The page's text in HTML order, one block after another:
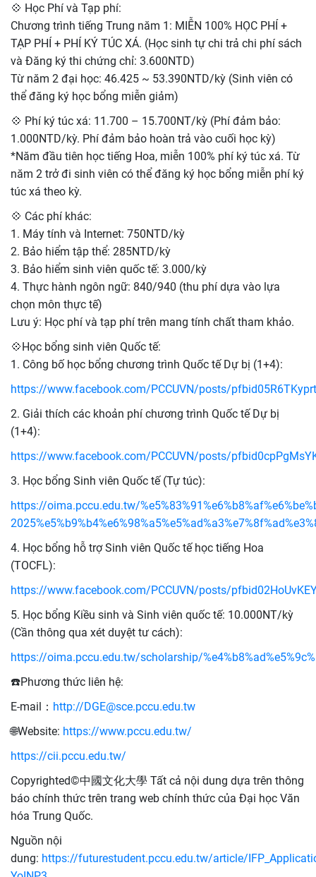
💠 Học Phí và Tạp phí:
Chương trình tiếng Trung năm 1: MIỄN 100% HỌC PHÍ +
TẠP PHÍ + PHÍ KÝ TÚC XÁ. (Học sinh tự chi trả chi phí sách
và Đăng ký thi chứng chỉ: 3.600NTD)
Từ năm 2 đại học: 46.425 ~ 53.390NTD/kỳ (Sinh viên có
thể đăng ký học bổng miễn giảm)
💠 Phí ký túc xá: 11.700 – 15.700NT/kỳ (Phí đảm bảo:
1.000NTD/kỳ. Phí đảm bảo hoàn trả vào cuối học kỳ)
*Năm đầu tiên học tiếng Hoa, miễn 100% phí ký túc xá. Từ
năm 2 trở đi sinh viên có thể đăng ký học bổng miễn phí ký
túc xá theo kỳ.
💠 Các phí khác:
1. Máy tính và Internet: 750NTD/kỳ
2. Bảo hiểm tập thể: 285NTD/kỳ
3. Bảo hiểm sinh viên quốc tế: 3.000/kỳ
4. Thực hành ngôn ngữ: 840/940 (thu phí dựa vào lựa
chọn môn thực tế)
Lưu ý: Học phí và tạp phí trên mang tính chất tham khảo.
💠Học bổng sinh viên Quốc tế:
1. Công bố học bổng chương trình Quốc tế Dự bị (1+4):
https://www.facebook.com/PCCUVN/posts/
2. Giải thích các khoản phí chương trình Quốc tế Dự bị
(1+4):
https://www.facebook.com/PCCUVN/posts/
3. Học bổng Sinh viên Quốc tế (Tự túc):
https://oima.pccu.edu.tw/
4. Học bổng hỗ trợ Sinh viên Quốc tế học tiếng Hoa
(TOCFL):
https://www.facebook.com/PCCUVN/posts/
5. Học bổng Kiều sinh và Sinh viên quốc tế: 10.000NT/kỳ
(Cần thông qua xét duyệt tư cách):
https://oima.pccu.edu.tw/scholarship/
☎️Phương thức liên hệ:
E-mail： http://DGE@sce.pccu.edu.tw
🌐Website: https://www.pccu.edu.tw/
https://cii.pccu.edu.tw/
Copyrighted©中國文化大學 Tất cả nội dung dựa trên thông
báo chính thức trên trang web chính thức của Đại học Văn
hóa Trung Quốc.
Nguồn nội
dung: https://futurestudent.pccu.edu.tw/article/